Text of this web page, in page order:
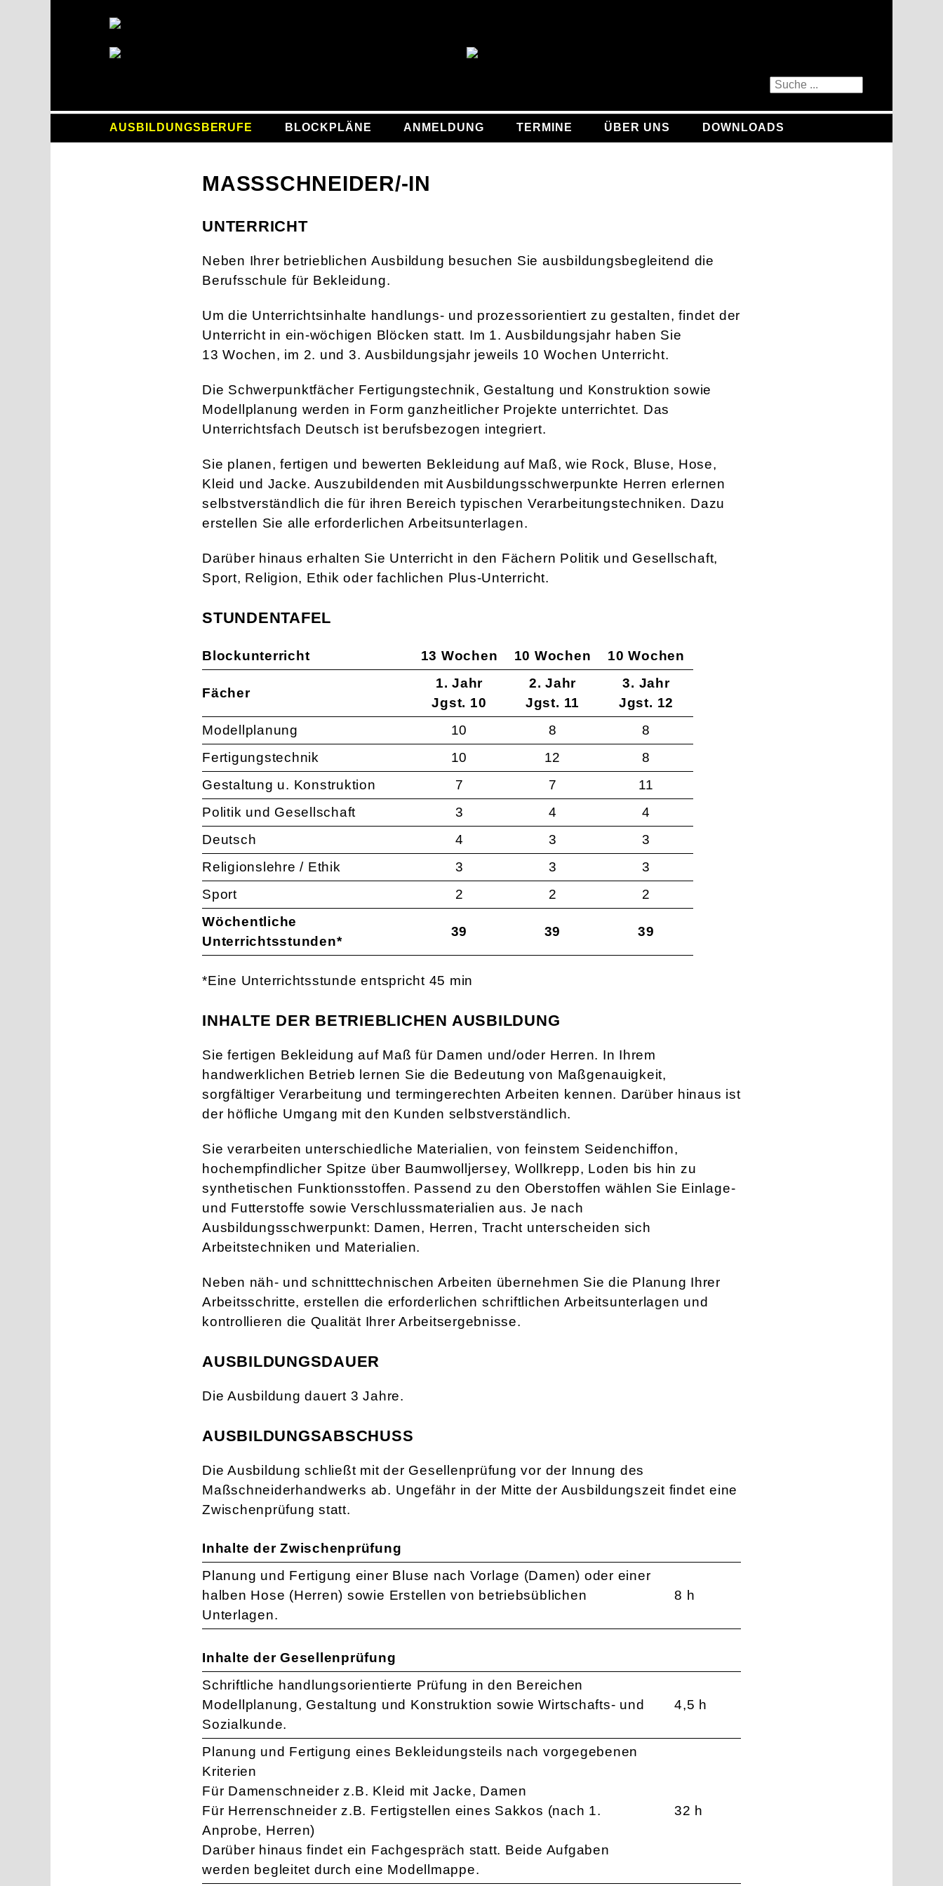
AUSBILDUNGSBERUFE BLOCKPLÄNE ANMELDUNG TERMINE ÜBER UNS DOWNLOADS
MASSSCHNEIDER/-IN
UNTERRICHT
Neben Ihrer betrieblichen Ausbildung besuchen Sie ausbildungsbegleitend die
Berufsschule für Bekleidung.
Um die Unterrichtsinhalte handlungs- und prozessorientiert zu gestalten, findet der
Unterricht in ein-wöchigen Blöcken statt. Im 1. Ausbildungsjahr haben Sie
13 Wochen, im 2. und 3. Ausbildungsjahr jeweils 10 Wochen Unterricht.
Die Schwerpunktfächer Fertigungstechnik, Gestaltung und Konstruktion sowie
Modellplanung werden in Form ganzheitlicher Projekte unterrichtet. Das
Unterrichtsfach Deutsch ist berufsbezogen integriert.
Sie planen, fertigen und bewerten Bekleidung auf Maß, wie Rock, Bluse, Hose,
Kleid und Jacke. Auszubildenden mit Ausbildungsschwerpunkte Herren erlernen
selbstverständlich die für ihren Bereich typischen Verarbeitungstechniken. Dazu
erstellen Sie alle erforderlichen Arbeitsunterlagen.
Darüber hinaus erhalten Sie Unterricht in den Fächern Politik und Gesellschaft,
Sport, Religion, Ethik oder fachlichen Plus-Unterricht.
STUNDENTAFEL
Blockunterricht 13 Wochen 10 Wochen 10 Wochen
Fächer
1. Jahr
Jgst. 10
2. Jahr
Jgst. 11
3. Jahr
Jgst. 12
Modellplanung
10 8
8
Fertigungstechnik
10 12
8
Gestaltung u. Konstruktion
7 7
11
Politik und Gesellschaft
3 4
4
Deutsch
4 3
3
Religionslehre / Ethik
3 3
3
Sport
2 2
2
Wöchentliche
Unterrichtsstunden*
39 39 39
*Eine Unterrichtsstunde entspricht 45 min
INHALTE DER BETRIEBLICHEN AUSBILDUNG
Sie fertigen Bekleidung auf Maß für Damen und/oder Herren. In Ihrem
handwerklichen Betrieb lernen Sie die Bedeutung von Maßgenauigkeit,
sorgfältiger Verarbeitung und termingerechten Arbeiten kennen. Darüber hinaus ist
der höfliche Umgang mit den Kunden selbstverständlich.
Sie verarbeiten unterschiedliche Materialien, von feinstem Seidenchiffon,
hochempfindlicher Spitze über Baumwolljersey, Wollkrepp, Loden bis hin zu
synthetischen Funktionsstoffen. Passend zu den Oberstoffen wählen Sie Einlage-
und Futterstoffe sowie Verschlussmaterialien aus. Je nach
Ausbildungsschwerpunkt: Damen, Herren, Tracht unterscheiden sich
Arbeitstechniken und Materialien.
Neben näh- und schnitttechnischen Arbeiten übernehmen Sie die Planung Ihrer
Arbeitsschritte, erstellen die erforderlichen schriftlichen Arbeitsunterlagen und
kontrollieren die Qualität Ihrer Arbeitsergebnisse.
AUSBILDUNGSDAUER
Die Ausbildung dauert 3 Jahre.
AUSBILDUNGSABSCHUSS
Die Ausbildung schließt mit der Gesellenprüfung vor der Innung des
Maßschneiderhandwerks ab. Ungefähr in der Mitte der Ausbildungszeit findet eine
Zwischenprüfung statt.
Inhalte der Zwischenprüfung
Planung und Fertigung einer Bluse nach Vorlage (Damen) oder einer
halben Hose (Herren) sowie Erstellen von betriebsüblichen
Unterlagen.
8 h
Inhalte der Gesellenprüfung
Schriftliche handlungsorientierte Prüfung in den Bereichen
Modellplanung, Gestaltung und Konstruktion sowie Wirtschafts- und
Sozialkunde.
4,5 h
Planung und Fertigung eines Bekleidungsteils nach vorgegebenen
Kriterien
Für Damenschneider z.B. Kleid mit Jacke, Damen
Für Herrenschneider z.B. Fertigstellen eines Sakkos (nach 1.
Anprobe, Herren)
Darüber hinaus findet ein Fachgespräch statt. Beide Aufgaben
werden begleitet durch eine Modellmappe.
32 h